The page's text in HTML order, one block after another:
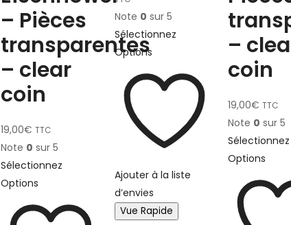
– Pièces
transparentes
– clear
coin
19,00€ TTC
Note 0 sur 5
Sélectionnez
Options
Note 0 sur 5
Sélectionnez
Options
Ajouter à la liste
d’envies
Vue Rapide
–
coin
19,00€ TTC
Note 0 sur 5
Sélectionnez
Options